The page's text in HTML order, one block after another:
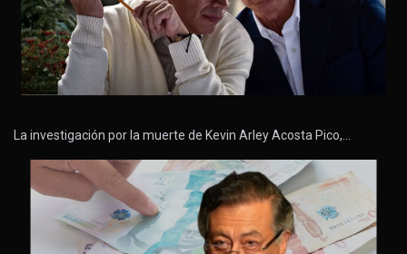
La investigación por la muerte de Kevin Arley Acosta Pico,…